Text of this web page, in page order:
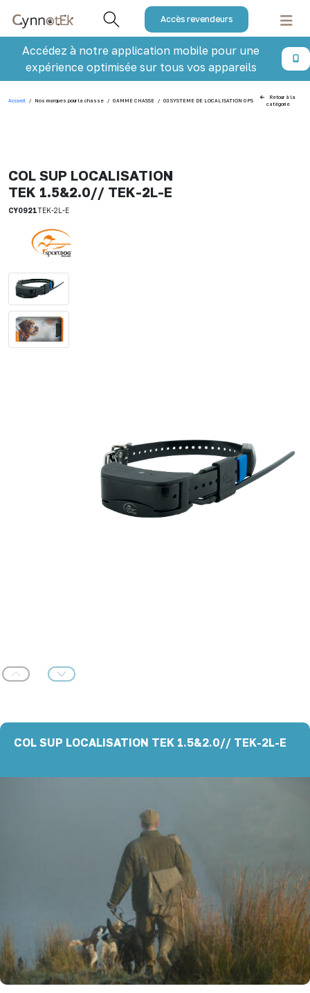
Accès revendeurs
Accédez à notre application mobile pour une
expérience optimisée sur tous vos appareils
Accueil / Nos marques pour la chasse / GAMME CHASSE / 03 SYSTEME DE LOCALISATION GPS COL SUP
Retour à la
catégorie
COL SUP LOCALISATION
TEK 1.5&2.0// TEK-2L-E
CY0921TEK-2L-E
Précédent Suivant
COL SUP LOCALISATION TEK 1.5&2.0// TEK-2L-E